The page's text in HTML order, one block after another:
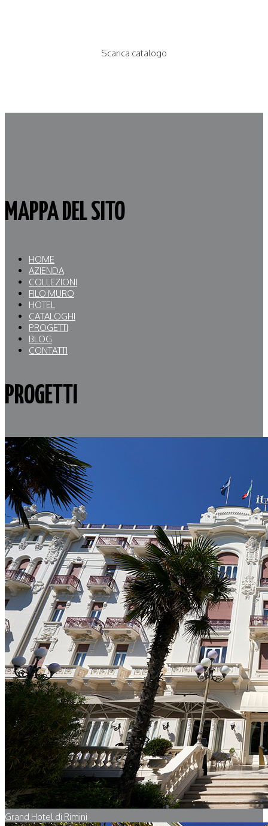
Scarica catalogo
MAPPA DEL SITO
HOME
AZIENDA
COLLEZIONI
FILO MURO
HOTEL
CATALOGHI
PROGETTI
BLOG
CONTATTI
PROGETTI
Grand Hotel di Rimini